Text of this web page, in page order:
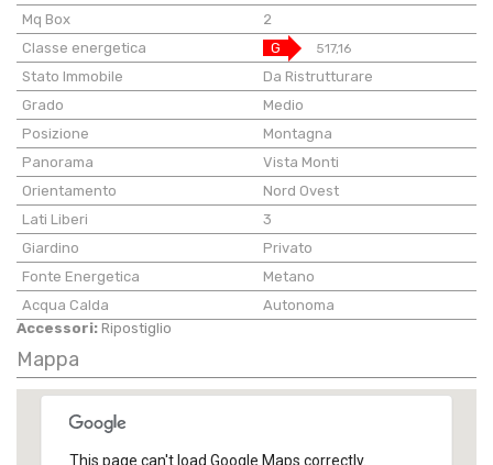
Mq Box
2
Classe energetica
G 517,16
Stato Immobile
Da Ristrutturare
Grado
Medio
Posizione
Montagna
Panorama
Vista Monti
Orientamento
Nord Ovest
Lati Liberi
3
Giardino
Privato
Fonte Energetica
Metano
Acqua Calda
Autonoma
Accessori: Ripostiglio
Mappa
This page can't load Google Maps correctly.